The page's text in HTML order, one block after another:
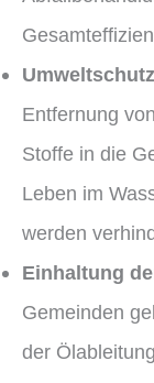
Entfernung
Stoffe in die
Leben im
werden
Einhaltung
Gemeinden
der